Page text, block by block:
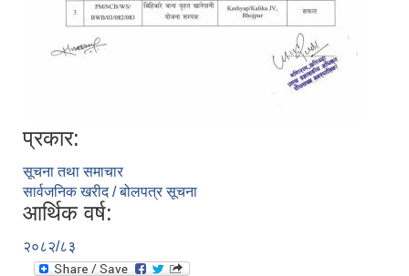
प्रकार:
सूचना तथा समाचार
सार्वजनिक खरीद / बोलपत्र सूचना
आर्थिक वर्ष:
२०८२/८३